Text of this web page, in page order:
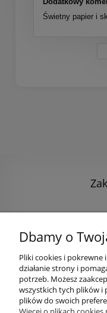
Świetny papier i
Dbamy o
Pliki cookies i
działanie strony i
potrzeb. Możesz
wszystkich tych plików i
plików do swoich